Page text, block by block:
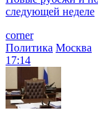
следующей неделе
corner
Политика Москва
17:14